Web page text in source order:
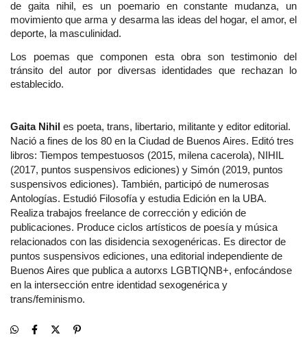
de gaita nihil, es un poemario en constante mudanza, un
movimiento que arma y desarma las ideas del hogar, el amor, el
deporte, la masculinidad.
Los poemas que componen esta obra son testimonio del
tránsito del autor por diversas identidades que rechazan lo
establecido.
Gaita Nihil es poeta, trans, libertario, militante y editor editorial.
Nació a fines de los 80 en la Ciudad de Buenos Aires. Editó tres
libros: Tiempos tempestuosos (2015, milena cacerola), NIHIL
(2017, puntos suspensivos ediciones) y Simón (2019, puntos
suspensivos ediciones). También, participó de numerosas
Antologías. Estudió Filosofía y estudia Edición en la UBA.
Realiza trabajos freelance de corrección y edición de
publicaciones. Produce ciclos artísticos de poesía y música
relacionados con las disidencia sexogenéricas. Es director de
puntos suspensivos ediciones, una editorial independiente de
Buenos Aires que publica a autorxs LGBTIQNB+, enfocándose
en la intersección entre identidad sexogenérica y
trans/feminismo.